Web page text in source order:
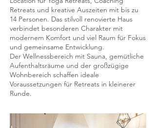
Retreats und kreative Auszeiten mit bis zu
14 Personen. Das stilvoll renovierte Haus
verbindet besonderen Charakter mit
modernem Komfort und viel Raum für Fokus
und gemeinsame Entwicklung.
Der Wellnessbereich mit Sauna, gemütliche
Aufenthaltsräume und der großzügige
Wohnbereich schaffen ideale
Voraussetzungen für Retreats in kleinerer
Runde.